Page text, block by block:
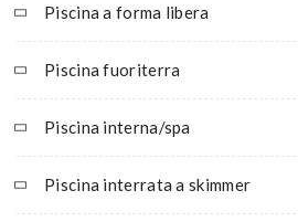
Piscina a forma libera
Piscina fuoriterra
Piscina interna/spa
Piscina interrata a skimmer